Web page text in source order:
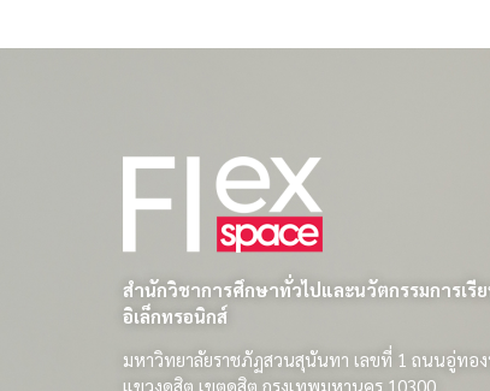
สำนักวิชาการศึกษาทั่วไปและนวัตกรรมการเรี
อิเล็กทรอนิกส์
มหาวิทยาลัยราชภัฏสวนสุนันทา เลขที่ 1 ถนนอู่ทอ
แขวงดุสิต เขตดุสิต กรุงเทพมหานคร 10300